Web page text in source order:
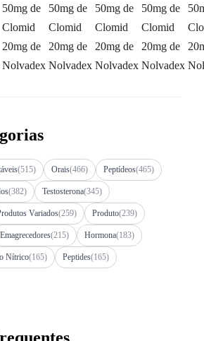
50mg de
Clomid
20mg de
Nolvadex
50mg de
Clomid
20mg de
Nolvadex
50mg de
Clomid
20mg de
Nolvadex
50mg de
Clomid
20mg de
Nolvadex
(515) Orais(466) Peptídeos(465)
(382) Testosterona(345)
Variados(259) Produto(239)
Emagrecedores(215) Hormona(183)
Nítrico(165) Peptides(165)